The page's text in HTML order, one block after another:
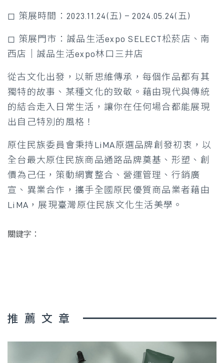
◻ 策展時間：2023.11.24(五) – 2024.05.24(五)
◻ 策展門市：誠品生活expo SELECT松菸店、南
西店｜誠品生活expo林口三井店
從古文化出發，以新思維傳承，每個作品都有其
獨特的故事、某種文化的致敬。藉由現代與傳統
的結合走入日常生活，讓你在任何場合都能展現
出自己特別的風格！
原住民族委員會秉持LiMA原選品牌創發初衷，以
全台最大原住民族商品通路品牌奠基、形塑、創
價為己任，策動網實整合、營運管理、行銷廣
宣、異業合作，攜手全國原民優質商品業者藉由
LiMA，展現臺灣原住民族文化生活美學。
關鍵字：
推薦文章